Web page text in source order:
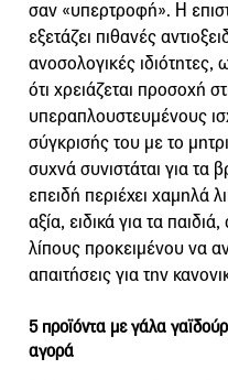
σαν «υπερτροφή». Η
εξετάζει πιθανές
ανοσολογικές ιδιότητες,
ότι χρειάζεται προσοχή
υπεραπλουστευμένους
σύγκρισής του με το
συχνά συνιστάται για τα
επειδή περιέχει χαμηλά
αξία, ειδικά για τα
λίπους προκειμένου να
απαιτήσεις για την
5 προϊόντα με γάλα
αγορά